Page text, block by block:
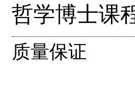
哲学博士课
质量保证